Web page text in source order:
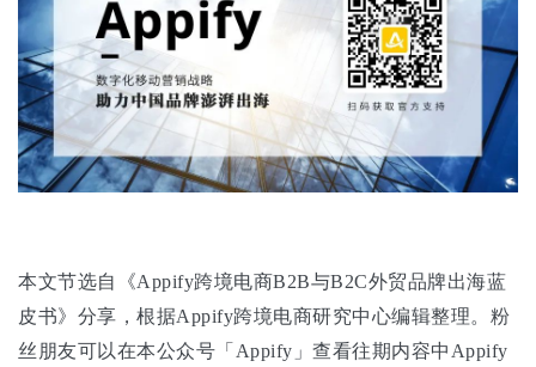
本文节选自《Appify跨境电商B2B与B2C外贸品牌出海蓝
皮书》分享，根据Appify跨境电商研究中心编辑整理。粉
丝朋友可以在本公众号「Appify」查看往期内容中Appify